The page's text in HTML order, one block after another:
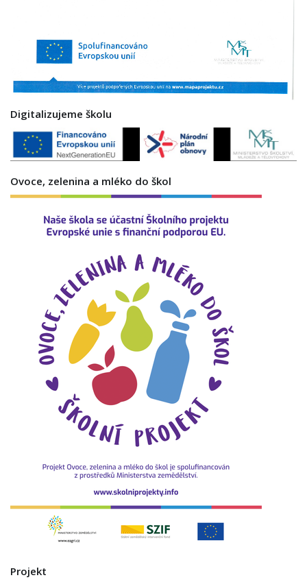
Digitalizujeme školu
Ovoce, zelenina a mléko do škol
Projekt